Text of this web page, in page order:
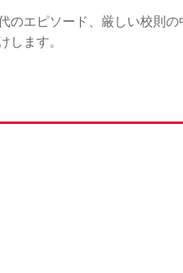
のエピソード、厳しい校則の
します。